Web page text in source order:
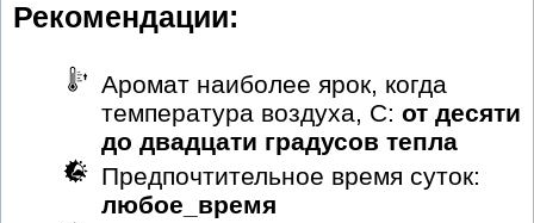
Рекомендации:
Аромат наиболее ярок, когда
температура воздуха, С: от десяти
до двадцати градусов тепла
Предпочтительное время суток:
любое_время